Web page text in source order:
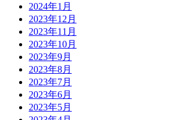
2024年1月
2023年12月
2023年11月
2023年10月
2023年9月
2023年8月
2023年7月
2023年6月
2023年5月